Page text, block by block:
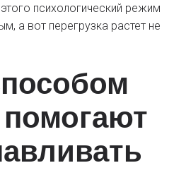
психологический режим
а вот перегрузка растет не